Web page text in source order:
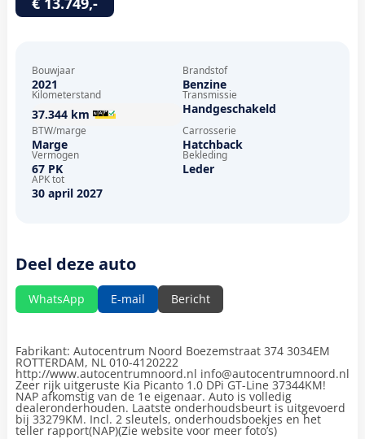
Bouwjaar
2021
Brandstof
Benzine
Kilometerstand
37.344 km
Transmissie
Handgeschakeld
BTW/marge
Marge
Carrosserie
Hatchback
Vermogen
67 PK
Bekleding
Leder
APK tot
30 april 2027
Deel deze auto
WhatsApp E-mail Bericht
Fabrikant: Autocentrum Noord Boezemstraat 374 3034EM
ROTTERDAM, NL 010-4120222
http://www.autocentrumnoord.nl info@autocentrumnoord.nl
Zeer rijk uitgeruste Kia Picanto 1.0 DPi GT-Line 37344KM!
NAP afkomstig van de 1e eigenaar. Auto is volledig
dealeronderhouden. Laatste onderhoudsbeurt is uitgevoerd
bij 33279KM. Incl. 2 sleutels, onderhoudsboekjes en het
teller rapport(NAP)(Zie website voor meer foto’s)